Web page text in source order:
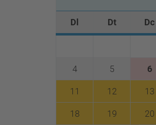
Dl Dt Dc
4 5 6
11 12 13
18 19 20